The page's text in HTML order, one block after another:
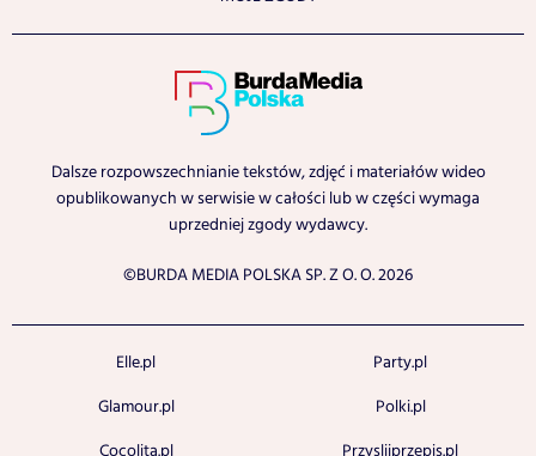
Dalsze rozpowszechnianie tekstów, zdjęć i materiałów wideo
opublikowanych w serwisie w całości lub w części wymaga
uprzedniej zgody wydawcy.
©BURDA MEDIA POLSKA SP. Z O. O. 2026
Elle.pl
Glamour.pl
Cocolita.pl
Party.pl
Polki.pl
Przyslijprzepis.pl